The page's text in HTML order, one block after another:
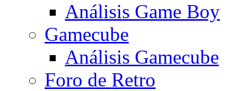
Análisis Game Boy
Gamecube
Análisis Gamecube
Foro de Retro